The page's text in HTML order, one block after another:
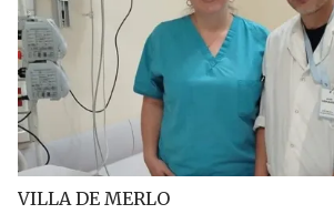
VILLA DE MERLO